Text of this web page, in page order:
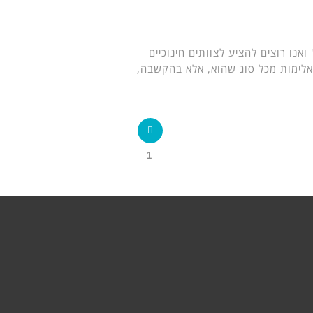
רוצים להציע לצוותים חינוכיים
מכל סוג שהוא, אלא בהקשבה,
1